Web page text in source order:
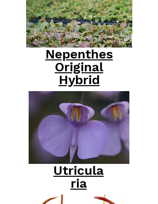
Nepenthes
Original
Hybrid
Utricula
ria